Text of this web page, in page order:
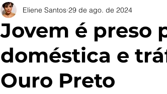
Jovem é preso
doméstica e
Ouro Preto
Eliene Santos 29 de ago. de 2024